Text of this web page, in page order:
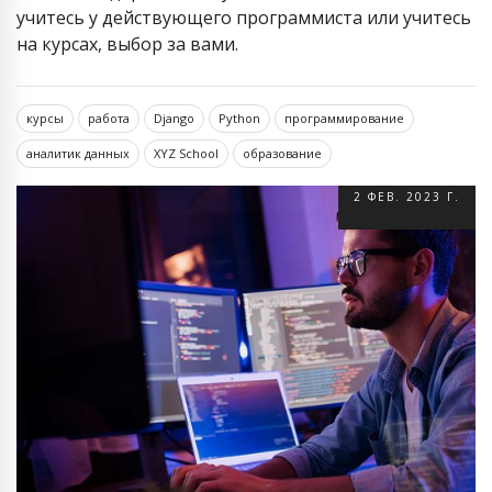
учитесь у действующего программиста или учитесь
на курсах, выбор за вами.
курсы работа Django Python программирование
аналитик данных XYZ School образование
2 ФЕВ. 2023 Г.